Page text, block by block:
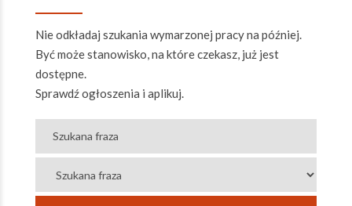
Nie odkładaj szukania wymarzonej pracy na później.
Być może stanowisko, na które czekasz, już jest
dostępne.
Sprawdź ogłoszenia i aplikuj.